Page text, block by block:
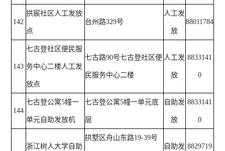
142
拱宸社区人工发放
点
台州路329号
人工发
放
88011784
143
七古登社区便民服
务中心二楼人工发
放点
七古路90号七古登社区便
民服务中心二楼
人工发
放
8833141
0
144
七古登公寓5幢一
单元自助发放机
七古登公寓5幢一单元底
层
自助发
放
8833141
0
浙江树人大学自助
拱墅区舟山东路19-39号
自助发 8829719